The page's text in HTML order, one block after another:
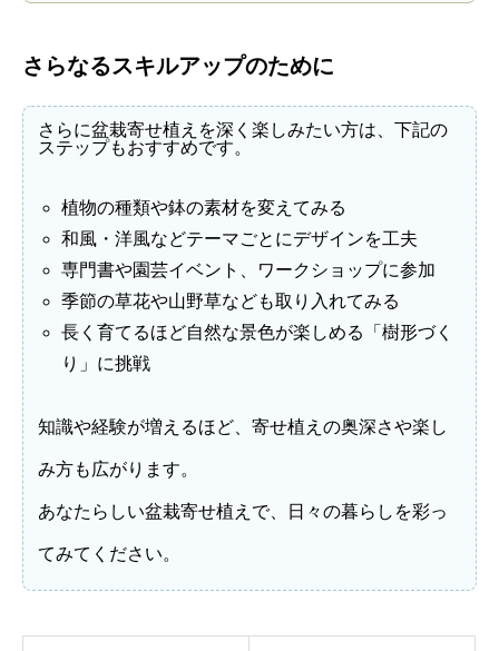
さらなるスキルアップのために
さらに盆栽寄せ植えを深く楽しみたい方は、下記の
ステップもおすすめです。
植物の種類や鉢の素材を変えてみる
和風・洋風などテーマごとにデザインを工夫
専門書や園芸イベント、ワークショップに参加
季節の草花や山野草なども取り入れてみる
長く育てるほど自然な景色が楽しめる「樹形づく
り」に挑戦
知識や経験が増えるほど、寄せ植えの奥深さや楽し
み方も広がります。
あなたらしい盆栽寄せ植えで、日々の暮らしを彩っ
てみてください。